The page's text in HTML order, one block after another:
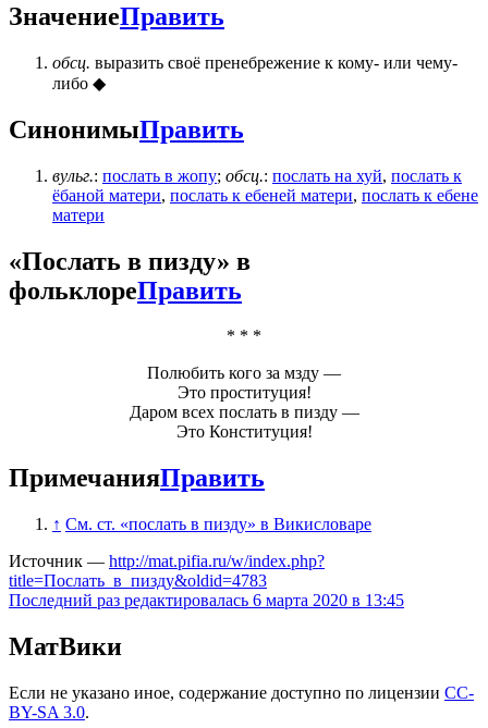
ЗначениеПравить
обсц. выразить своё пренебрежение к кому- или чему-
либо ◆
СинонимыПравить
вульг.: послать в жопу; обсц.: послать на хуй, послать к
ёбаной матери, послать к ебеней матери, послать к ебене
матери
«Послать в пизду» в
фольклореПравить
* * *
Полюбить кого за мзду —
Это проституция!
Даром всех послать в пизду—
Это Конституция!
ПримечанияПравить
↑ См. ст. «послать в пизду» в Викисловаре
Источник — http://mat.pifia.ru/w/index.php?
title=Послать_в_пизду&oldid=4783
Последний раз редактировалась 6 марта 2020 в 13:45
МатВики
Если не указано иное, содержание доступно по лицензии CC-
BY-SA 3.0.